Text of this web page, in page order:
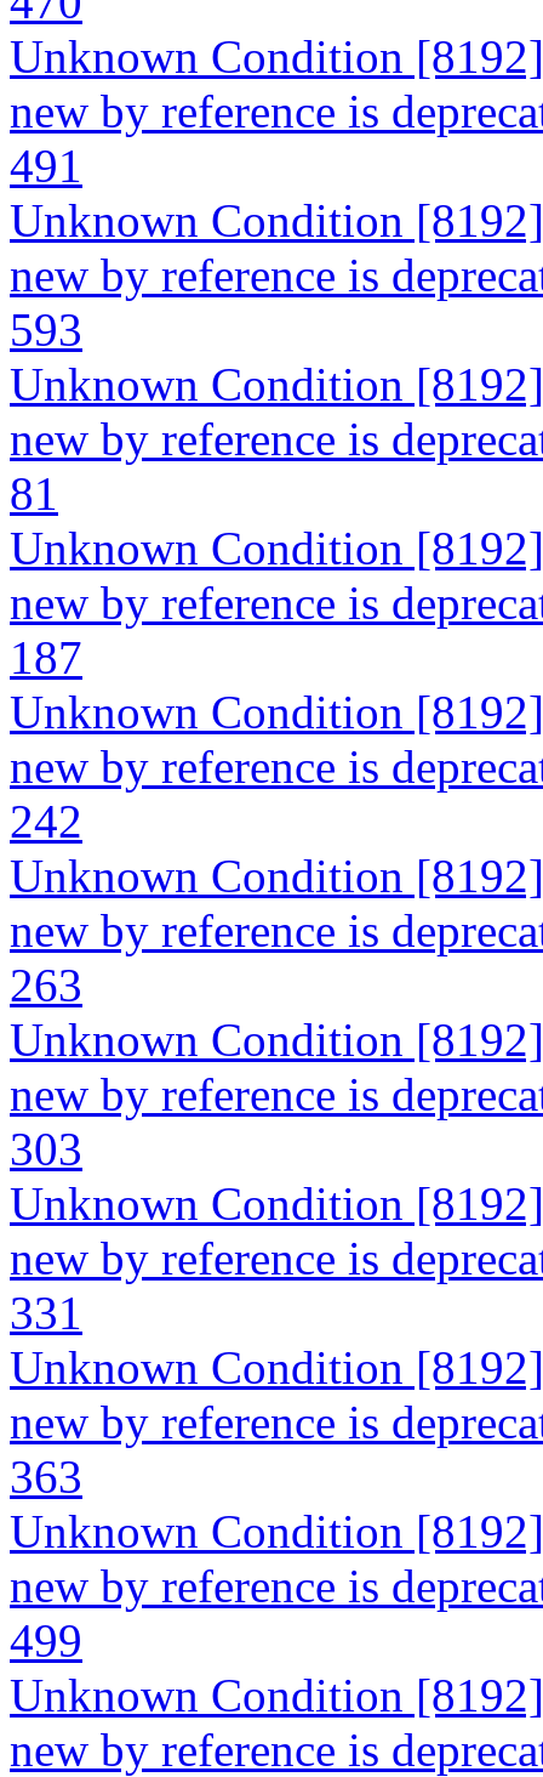
Unknown Condition
new by reference is
491
Unknown Condition
new by reference is
593
Unknown Condition
new by reference is
81
Unknown Condition
new by reference is
187
Unknown Condition
new by reference is
242
Unknown Condition
new by reference is
263
Unknown Condition
new by reference is
303
Unknown Condition
new by reference is
331
Unknown Condition
new by reference is
363
Unknown Condition
new by reference is
499
Unknown Condition
new by reference is